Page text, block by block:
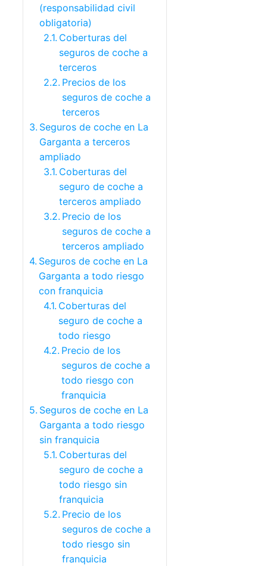
(responsabilidad civil
obligatoria)
Coberturas del
seguros de coche a
terceros
Precios de los
seguros de coche a
terceros
Seguros de coche en La
Garganta a terceros
ampliado
Coberturas del
seguro de coche a
terceros ampliado
Precio de los
seguros de coche a
terceros ampliado
Seguros de coche en La
Garganta a todo riesgo
con franquicia
Coberturas del
seguro de coche a
todo riesgo
Precio de los
seguros de coche a
todo riesgo con
franquicia
Seguros de coche en La
Garganta a todo riesgo
sin franquicia
Coberturas del
seguro de coche a
todo riesgo sin
franquicia
Precio de los
seguros de coche a
todo riesgo sin
franquicia